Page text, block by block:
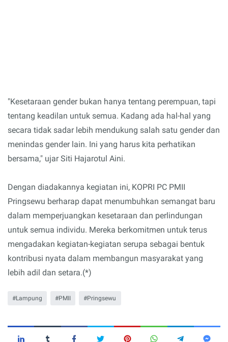
"Kesetaraan gender bukan hanya tentang perempuan, tapi
tentang keadilan untuk semua. Kadang ada hal-hal yang
secara tidak sadar lebih mendukung salah satu gender dan
menindas gender lain. Ini yang harus kita perhatikan
bersama," ujar Siti Hajarotul Aini.
Dengan diadakannya kegiatan ini, KOPRI PC PMII
Pringsewu berharap dapat menumbuhkan semangat baru
dalam memperjuangkan kesetaraan dan perlindungan
untuk semua individu. Mereka berkomitmen untuk terus
mengadakan kegiatan-kegiatan serupa sebagai bentuk
kontribusi nyata dalam membangun masyarakat yang
lebih adil dan setara.(*)
Lampung PMII Pringsewu